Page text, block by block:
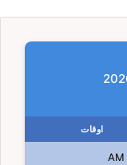
اوقات